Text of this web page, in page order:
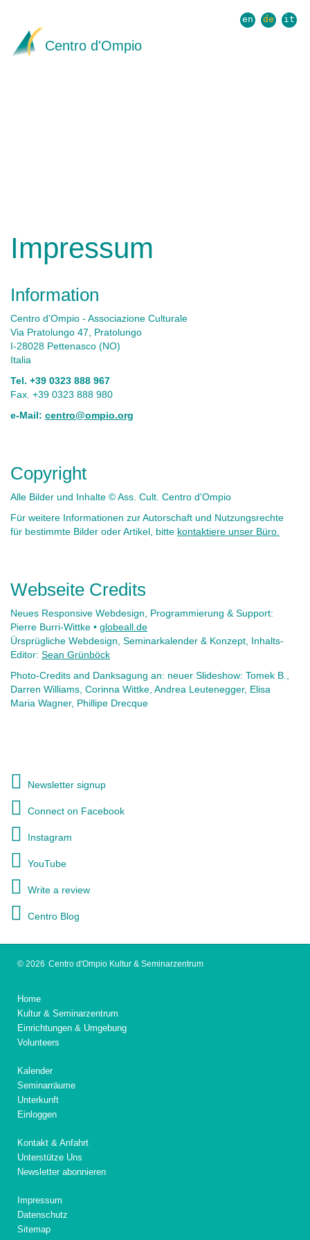
Centro d'Ompio
en de it
Impressum
Information
Centro d'Ompio - Associazione Culturale
Via Pratolungo 47, Pratolungo
I-28028 Pettenasco (NO)
Italia
Tel. +39 0323 888 967
Fax. +39 0323 888 980
e-Mail: centro@ompio.org
Copyright
Alle Bilder und Inhalte © Ass. Cult. Centro d'Ompio
Für weitere Informationen zur Autorschaft und Nutzungsrechte
für bestimmte Bilder oder Artikel, bitte kontaktiere unser Büro.
Webseite Credits
Neues Responsive Webdesign, Programmierung & Support:
Pierre Burri-Wittke • globeall.de
Ürsprügliche Webdesign, Seminarkalender & Konzept, Inhalts-
Editor: Sean Grünböck
Photo-Credits and Danksagung an: neuer Slideshow: Tomek B.,
Darren Williams, Corinna Wittke, Andrea Leutenegger, Elisa
Maria Wagner, Phillipe Drecque
Newsletter signup
Connect on Facebook
Instagram
YouTube
Write a review
Centro Blog
© 2026 Centro d'Ompio Kultur & Seminarzentrum
Home
Kultur & Seminarzentrum
Einrichtungen & Umgebung
Volunteers
Kalender
Seminarräume
Unterkunft
Einloggen
Kontakt & Anfahrt
Unterstütze Uns
Newsletter abonnieren
Impressum
Datenschutz
Sitemap